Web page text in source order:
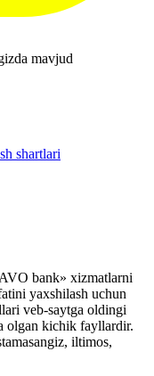
mavjud
shartlari
bank» xizmatlarni
yaxshilash uchun
veb-saytga oldingi
olgan kichik fayllardir.
iltimos,